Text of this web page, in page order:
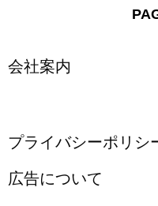
会社案内
プライバシーポリシ
広告について